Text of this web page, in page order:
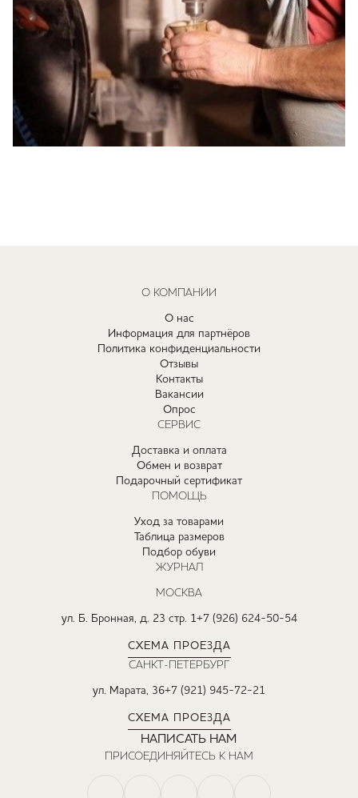
О КОМПАНИИ
О нас
Информация для партнёров
Политика конфиденциальности
Отзывы
Контакты
Вакансии
Опрос
СЕРВИС
Доставка и оплата
Обмен и возврат
Подарочный сертификат
ПОМОЩЬ
Уход за товарами
Таблица размеров
Подбор обуви
ЖУРНАЛ
МОСКВА
ул. Б. Бронная, д. 23 стр. 1 +7 (926) 624-50-54
СХЕМА ПРОЕЗДА
САНКТ-ПЕТЕРБУРГ
ул. Марата, 36+7 (921) 945-72-21
СХЕМА ПРОЕЗДА
НАПИСАТЬ НАМ
ПРИСОЕДИНЯЙТЕСЬ К НАМ